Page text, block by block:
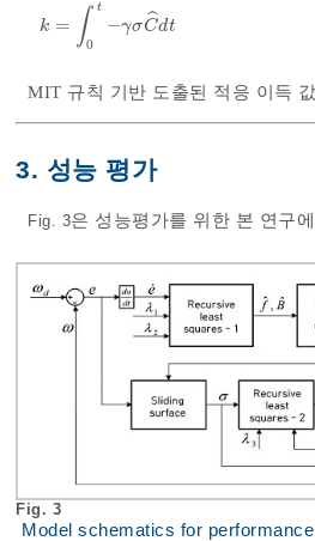
k = ∫ t
0
−γσC
ˆdt
k =∫ t-γσC^dt
MIT 규칙 기반 도출된 적응 이득
3. 성능 평가
Fig. 3은 성능평가를 위한 본 연구
Fig. 3
Model schematics for